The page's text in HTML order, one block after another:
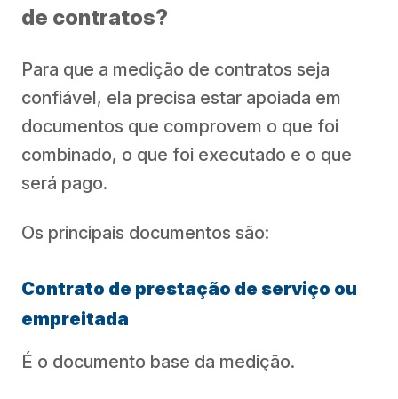
de contratos?
Para que a medição de contratos seja
confiável, ela precisa estar apoiada em
documentos que comprovem o que foi
combinado, o que foi executado e o que
será pago.
Os principais documentos são:
Contrato de prestação de serviço ou
empreitada
É o documento base da medição.